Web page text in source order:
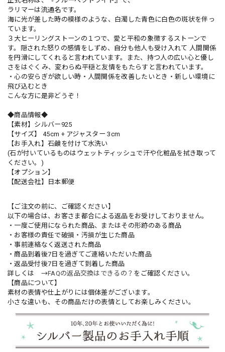
ラリマーは流通名です。
海に光が差した時の模様のような、白濁した青色に白色の斑状を伴っ
ています。
３大ヒーリングストーンの１つで、愛と平和の象徴するストーンで
す。隠された怒りの感情をしずめ、自分も他人も受け入れて 人間関係
を円滑にしてくれると言われています。また、持つ人の広い心と優し
さをはぐくみ、変わらぬ平穏と友情をもたらすと言われています。
・心の安らぎが欲しい時・人間関係を改善したいとき・新しい環境に
飛び込むとき
こんな方に是非どうぞ！
◆商品情報◆
【素材】シルバー925
【サイズ】 45cm + アジャスター 3cm
【お手入れ】石鹸を付けて水洗い
(石が付いているものはウェットティッシュで汗や化粧品を拭き取って
ください。)
【オプション】
【配送会社】日本郵便
【ご注文の前に、ご確認ください】
以下の場合は、お客さま都合による返品をお受けしておりません。
・一度ご使用になられた商品、またはその形跡のある商品
・お客様の責任で破損・汚損が生じた商品
・事前連絡なく返送された商品
・商品到着後7日を過ぎてご連絡いただいた商品
・返品受付後7日を過ぎて到着した商品
詳しくは →FAQの返品交換はできるの？ をご確認ください。
【商品について】
素材の表情や仕上がりには個体差がございます。
小さな違いも、その商品だけの表情としてお楽しみください。